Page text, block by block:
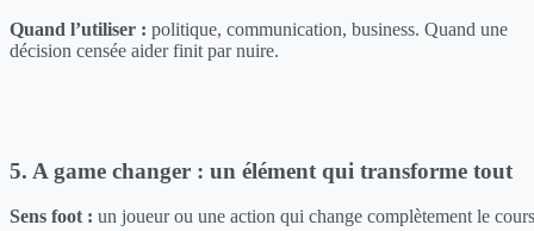
Quand l’utiliser : politique, communication, business. Quand une
décision censée aider finit par nuire.
5. A game changer : un élément qui transforme tout
Sens foot : un joueur ou une action qui change complètement le cours